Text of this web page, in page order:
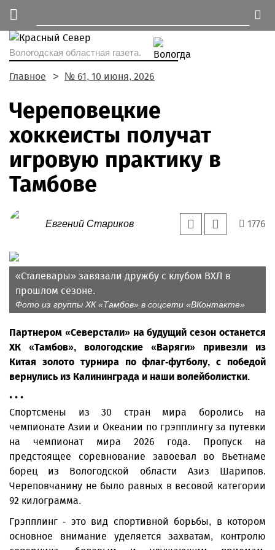
Вологодская областная газета.
Главное № 61, 10 июня, 2026
Череповецкие
хоккеисты получат
игровую практику в
Тамбове
Евгений Стариков 1776
«Сталевары» завязали дружбу с клубом ВХЛ в
прошлом сезоне.
Фото из группы ХК «Тамбов» в соцсети «ВКонтакте»
Партнером «Северстали» на будущий сезон останется
ХК «Тамбов», вологодские «Варяги» привезли из
Китая золото турнира по флаг-футболу, с победой
вернулись из Калининграда и наши волейболистки.
• • •
Спортсмены из 30 стран мира боролись на
чемпионате Азии и Океании по грэпплингу за путевки
на чемпионат мира 2026 года. Пропуск на
предстоящее соревнование завоевал во Вьетнаме
борец из Вологодской области Азиз Шарипов.
Череповчанину не было равных в весовой категории
92 килограмма.
Грэпплинг - это вид спортивной борьбы, в котором
основное внимание уделяется захватам, контролю